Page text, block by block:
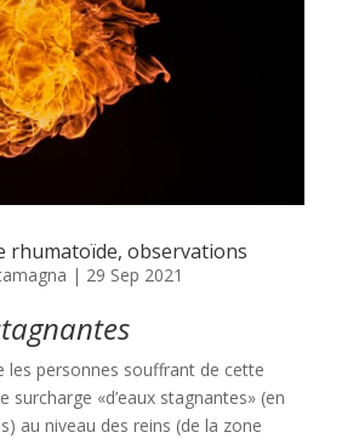
rhumatoïde, observations
| 29 Sep 2021
les personnes souffrant de cette
surcharge «d’eaux stagnantes» (en
au niveau des reins (de la zone